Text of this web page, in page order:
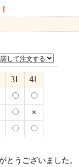
3L
4L
×
とうございました。